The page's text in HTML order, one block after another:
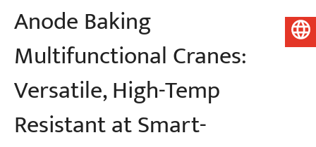
Anode Baking
Multifunctional Cranes:
Versatile, High-Temp
Resistant at Smart-
Pilipino